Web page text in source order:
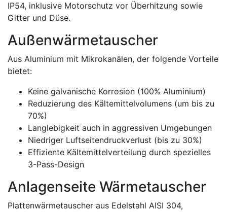
IP54, inklusive Motorschutz vor Überhitzung sowie
Gitter und Düse.
Außenwärmetauscher
Aus Aluminium mit Mikrokanälen, der folgende Vorteile
bietet:
Keine galvanische Korrosion (100% Aluminium)
Reduzierung des Kältemittelvolumens (um bis zu
70%)
Langlebigkeit auch in aggressiven Umgebungen
Niedriger Luftseitendruckverlust (bis zu 30%)
Effiziente Kältemittelverteilung durch spezielles
3-Pass-Design
Anlagenseite Wärmetauscher
Plattenwärmetauscher aus Edelstahl AISI 304,